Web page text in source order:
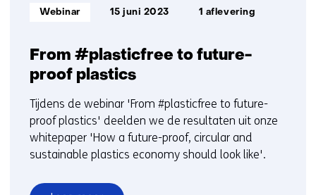
From #plasticfree to future-
proof plastics
Informatietype:
Webinar 15 juni 2023 1 aflevering
Tijdens de webinar 'From #plasticfree to future-
proof plastics' deelden we de resultaten uit onze
whitepaper 'How a future-proof, circular and
sustainable plastics economy should look like'.